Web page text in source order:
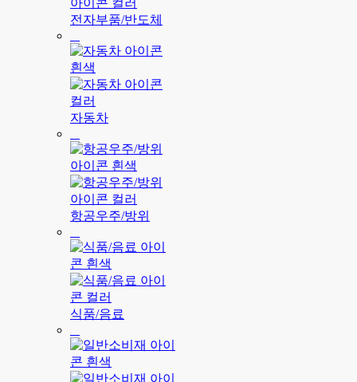
전자부품/반도체
자동차
항공우주/방위
식품/음료